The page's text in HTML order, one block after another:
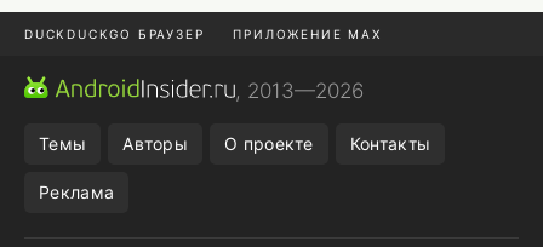
DUCKDUCKGO БРАУЗЕР ПРИЛОЖЕНИЕ MAX
ПРИЛОЖЕНИЯ ANDROID
, 2013—2026
Темы Авторы О проекте Контакты
Реклама